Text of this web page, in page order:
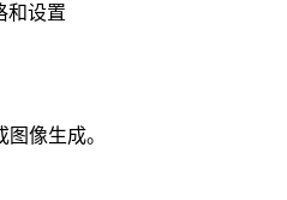
和设置
像生成。